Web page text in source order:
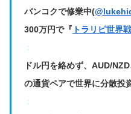
バンコクで修業中(
300万円で『 トラリピ世界
：
ドル円を絡めず、AUD/
の通貨ペアで世界に分散投
：